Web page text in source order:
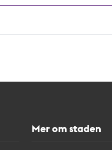
Mer om staden